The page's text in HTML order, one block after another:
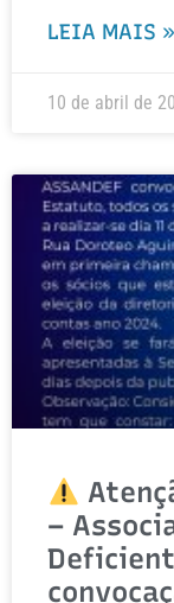
LEIA MAIS »
10 de abril de
–